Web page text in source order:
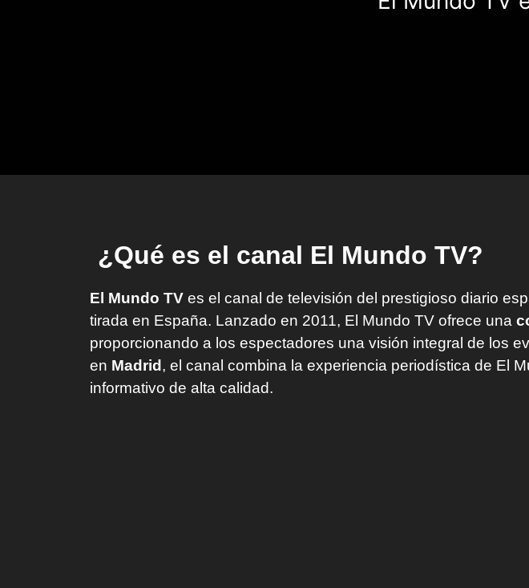
¿Qué es el canal El Mundo TV?
El Mundo TV es el canal de televisión del prestigioso diario
tirada en España. Lanzado en 2011, El Mundo TV ofrece una
proporcionando a los espectadores una visión integral de los
en Madrid , el canal combina la experiencia periodística de El
informativo de alta calidad.